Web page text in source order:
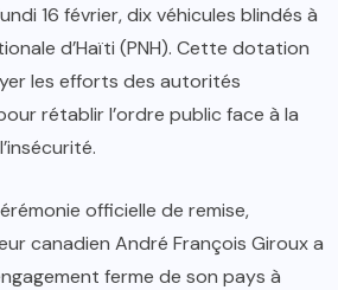
16 février, dix véhicules blindés à
d’Haïti (PNH). Cette dotation
les efforts des autorités
rétablir l’ordre public face à la
officielle de remise,
canadien André François Giroux a
ferme de son pays à